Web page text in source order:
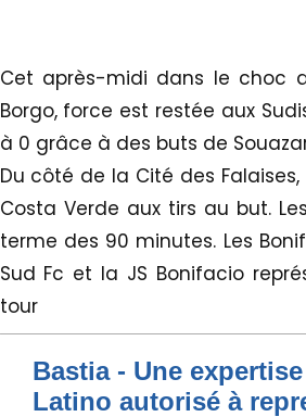
Cet après-midi dans le choc
Borgo, force est restée aux
à 0 grâce à des buts de
Du côté de la Cité des
Costa Verde aux tirs au but.
terme des 90 minutes. Les
Sud Fc et la JS Bonifacio
tour
Bastia - Une
Latino autorisé à